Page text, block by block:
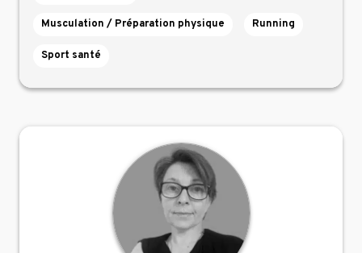
Musculation / Préparation physique Running
Sport santé